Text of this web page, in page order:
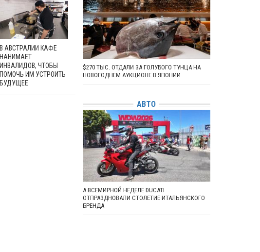
В АВСТРАЛИИ КАФЕ
НАНИМАЕТ
ИНВАЛИДОВ, ЧТОБЫ
ПОМОЧЬ ИМ УСТРОИТЬ
БУДУЩЕЕ
$270 ТЫС. ОТДАЛИ ЗА ГОЛУБОГО ТУНЦА НА
НОВОГОДНЕМ АУКЦИОНЕ В ЯПОНИИ
АВТО
А ВСЕМИРНОЙ НЕДЕЛЕ DUCATI
ОТПРАЗДНОВАЛИ СТОЛЕТИЕ ИТАЛЬЯНСКОГО
БРЕНДА